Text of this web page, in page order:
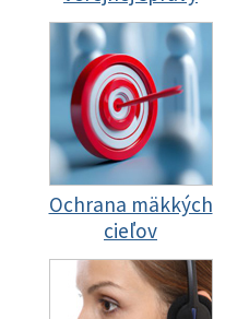
Ochrana mäkkých
cieľov